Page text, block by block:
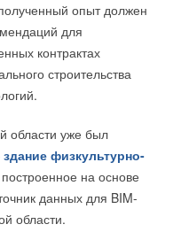
опыт должен
для
контрактах
строительства
области уже был
здание физкультурно-
на основе
данных для BIM-
области.
территории РФ
котлом без